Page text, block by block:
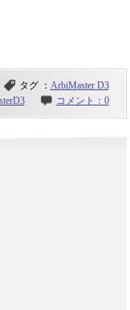
タグ ： ArbiMaster D3
コメント：0